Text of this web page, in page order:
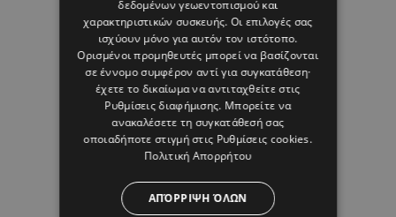
δεδομένων γεωεντοπισμού και
χαρακτηριστικών συσκευής. Οι επιλογές σας
ισχύουν μόνο για αυτόν τον ιστότοπο.
Ορισμένοι προμηθευτές μπορεί να βασίζονται
σε έννομο συμφέρον αντί για συγκατάθεση·
έχετε το δικαίωμα να αντιταχθείτε στις
Ρυθμίσεις διαφήμισης. Μπορείτε να
ανακαλέσετε τη συγκατάθεσή σας
οποιαδήποτε στιγμή στις Ρυθμίσεις cookies.
Πολιτική Απορρήτου
ΑΠΌΡΡΙΨΗ ΌΛΩΝ